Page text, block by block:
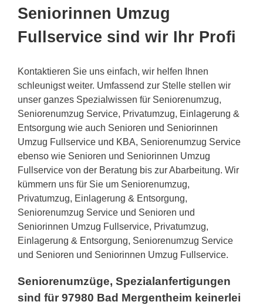
Seniorinnen Umzug
Fullservice sind wir Ihr Profi
Kontaktieren Sie uns einfach, wir helfen Ihnen
schleunigst weiter. Umfassend zur Stelle stellen wir
unser ganzes Spezialwissen für Seniorenumzug,
Seniorenumzug Service, Privatumzug, Einlagerung &
Entsorgung wie auch Senioren und Seniorinnen
Umzug Fullservice und KBA, Seniorenumzug Service
ebenso wie Senioren und Seniorinnen Umzug
Fullservice von der Beratung bis zur Abarbeitung. Wir
kümmern uns für Sie um Seniorenumzug,
Privatumzug, Einlagerung & Entsorgung,
Seniorenumzug Service und Senioren und
Seniorinnen Umzug Fullservice, Privatumzug,
Einlagerung & Entsorgung, Seniorenumzug Service
und Senioren und Seniorinnen Umzug Fullservice.
Seniorenumzüge, Spezialanfertigungen
sind für 97980 Bad Mergentheim keinerlei